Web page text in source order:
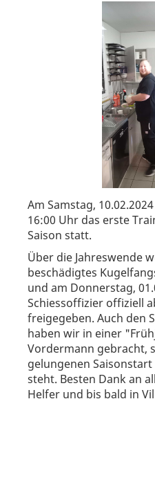
Am Samstag,
16:00 Uhr das erste
Saison statt.
Über die Jahreswende
beschädigtes
und am Donnerstag,
Schiessoffizier offiziell
freigegeben. Auch den
haben wir in einer
Vordermann gebracht,
gelungenen
steht. Besten Dank an
Helfer und bis bald in